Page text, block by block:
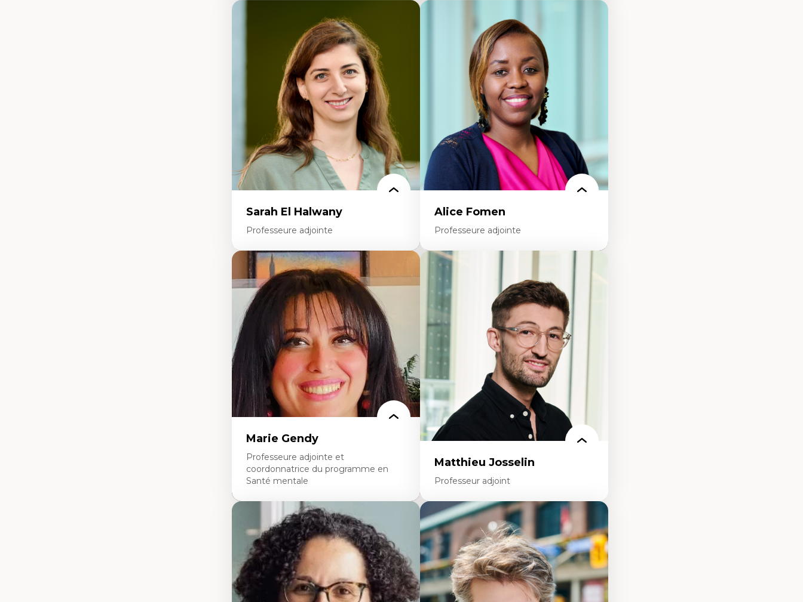
Pédagogies critiques et justice sociale
Éthique relationnelle et sollicitude en
Décolonisation et autochtonisation de la
formation à l’enseignement
Littératie et didactique du français
Éducation inclusive
Formation à l’enseignement en contexte
francophone minoritaire
Identité linguistique et culturelle
Recherche-action et approches
participatives
Leadership éducatif et pratiques réflexives
Éducation durable et bien-être en
enseignement
Fragmentation des auditoires médiatiques
Analyse multi-plateforme des auditoires
médiatiques
Analyse des comportements numériques à
travers les données massives et l’IA
Recherche quantitative et qualitative sur
les auditoires médiatiques
Épistémologie des techniques de recherche
numérique et l’IA
Théorie des droits de la personne
La pensée politique d’Hannah Arendt
La pensée politique à l’ère numérique
Justice internationale et normes
internationales
Sarah El Halwany
Professeure adjointe
Expertises
Les apports pédagogiques des théories de
l'affect, du posthumanisme, du féminisme
dans l'éducation aux sciences
L'apprentissage des sciences/STIM dans une
perspective socioécologique de care
L’insertion professionnelle des
enseignant.e.s
Alice Fomen
Professeure adjointe
Expertises
Acceptabilité, acceptation et adoption des
technologies
Technologies d'apprentissage innovantes
Insertion professionnelle du nouveau
personnel enseignant
Construction identitaire en milieu
minoritaire francophone
Technologies éducatives pour la formation
Marie Gendy
Professeure adjointe et
coordonnatrice du programme en
Santé mentale
Expertises
Neuropsychiatrie et neurosciences
Direction d'essais cliniques
Analyse des politiques et pratiques en santé
mentale
Développement de protocoles d'essais
cliniques
Collaboration interfonctionnelle
Matthieu Josselin
Professeur adjoint
Expertises
Ethnographie critique des environnements
d’apprentissage des étudiant.e.s
Approche transdisciplinaire des
compétences socioaffectives et
interculturelles
Didactique des langues secondes et
compétence pragmatique